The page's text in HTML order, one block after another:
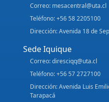
Correo: mesacentral@uta.cl
Teléfono: +56 58 2205100
Dirección: Avenida 18 de
Sede Iquique
Correo: diresciqq@uta.cl
Teléfono: +56 57 2727100
Dirección: Avenida Luis
Tarapacá